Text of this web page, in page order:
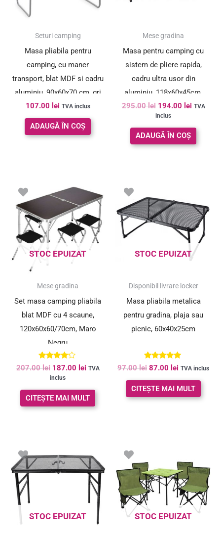
Seturi camping
Masa pliabila pentru
camping, cu maner
transport, blat MDF si cadru
aluminiu, 90x60x70 cm, gri
107.00 lei TVA inclus
ADAUGĂ ÎN COȘ
SUPER PREȚ!Mese gradina
Masa pentru camping cu
sistem de pliere rapida,
cadru ultra usor din
aluminiu, 118x60x45cm,
maro
295.00lei 194.00 lei TVA
inclus
ADAUGĂ ÎN COȘ
SUPER PREȚ!
STOC EPUIZAT
Mese gradina
Set masa camping pliabila
blat MDF cu 4 scaune,
120x60x60/70cm, Maro
Negru
Evaluat la
4.00
din 5
207.00lei
inițial
fost:
207.00 lei.
187.00 lei
curent
este:
187.00 lei.
TVA
inclus
CITEȘTE MAI MULT
SUPER PREȚ!
STOC EPUIZAT
Disponibil livrare locker
Masa pliabila metalica
pentru gradina, plaja sau
picnic, 60x40x25cm
Evaluat la
5.00
din 5
97.00lei
a
fost:
97.00 lei.
87.00 lei
este:
87.00 lei.
TVA inclus
CITEȘTE MAI MULT
STOC EPUIZAT STOC EPUIZAT
fost:
304.00 lei.
este:
248.00